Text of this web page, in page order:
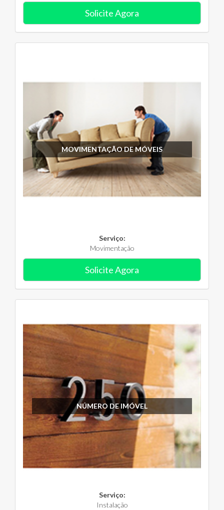
Solicite Agora
MOVIMENTAÇÃO DE MÓVEIS
Serviço:
Movimentação
Solicite Agora
NÚMERO DE IMÓVEL
Serviço:
Instalação